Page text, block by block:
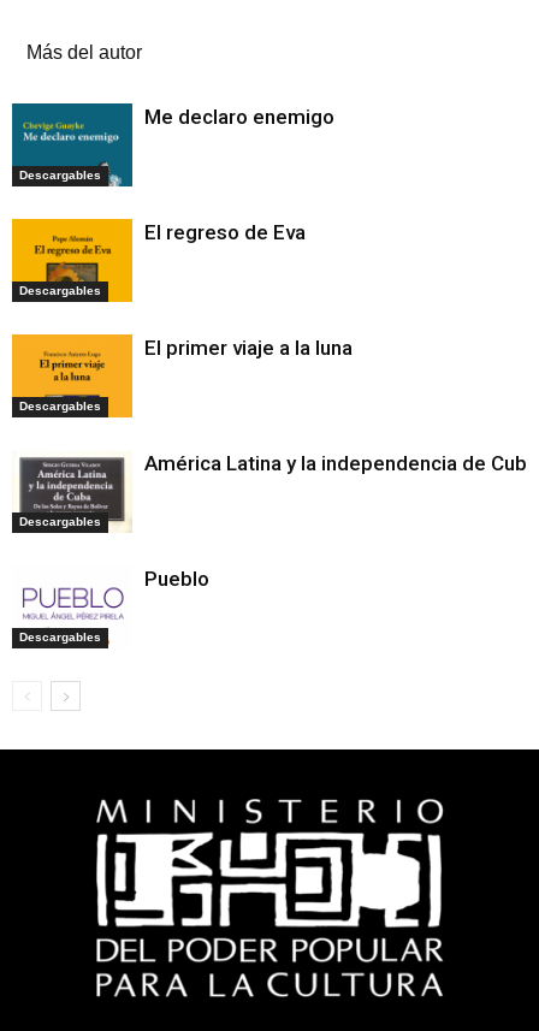
Más del autor
Descargables
Me declaro enemigo
Descargables
El regreso de Eva
Descargables
El primer viaje a la luna
Descargables
América Latina y la independencia de Cuba
Descargables
Pueblo